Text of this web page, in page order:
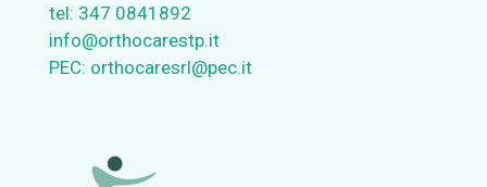
tel: 347 0841892
info@orthocarestp.it
PEC: orthocaresrl@pec.it